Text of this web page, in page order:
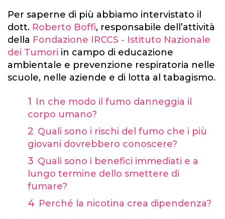
Per saperne di più abbiamo intervistato il
dott. Roberto Boffi, responsabile dell’attività
della Fondazione IRCCS - Istituto Nazionale
dei Tumori in campo di educazione
ambientale e prevenzione respiratoria nelle
scuole, nelle aziende e di lotta al tabagismo.
In che modo il fumo danneggia il
corpo umano?
Quali sono i rischi del fumo che i più
giovani dovrebbero conoscere?
Quali sono i benefici immediati e a
lungo termine dello smettere di
fumare?
Perché la nicotina crea dipendenza?